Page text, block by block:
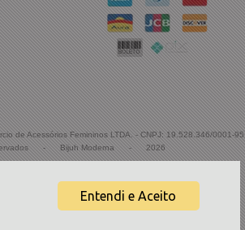
Entendi e Aceito
de Acessórios Femininos LTDA. - CNPJ: 19.528.346/0001-95
-Bijuh Moderna-2026